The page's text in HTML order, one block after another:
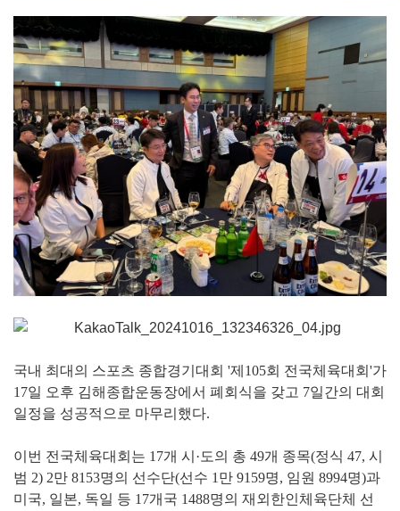
국내 최대의 스포츠 종합경기대회 '제105회 전국체육대회'가
17일 오후 김해종합운동장에서 폐회식을 갖고 7일간의 대회
일정을 성공적으로 마무리했다.
이번 전국체육대회는 17개 시·도의 총 49개 종목(정식 47, 시
범 2) 2만 8153명의 선수단(선수 1만 9159명, 임원 8994명)과
미국, 일본, 독일 등 17개국 1488명의 재외한인체육단체 선